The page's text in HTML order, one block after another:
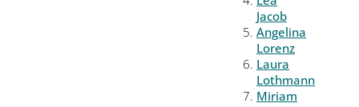
Jacob
Angelina
Lorenz
Laura
Lothmann
Miriam